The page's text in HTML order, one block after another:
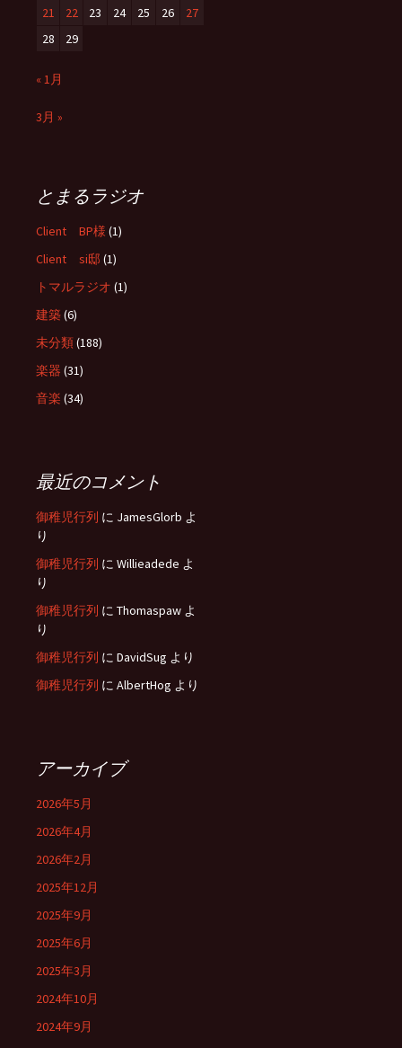
シ
ョ
21
22 23 24 25 26
27
28
29
« 1月
3月 »
とまるラジオ
Client BP様 (1)
Client si邸 (1)
トマルラジオ (1)
建築(6)
未分類(188)
楽器 (31)
音楽 (34)
最近のコメント
御稚児行列 に JamesGlorb よ
り
御稚児行列 に Willieadede よ
り
御稚児行列 に Thomaspaw よ
り
御稚児行列 に DavidSug より
御稚児行列 に AlbertHog より
アーカイブ
2026年5月
2026年4月
2026年2月
2025年12月
2025年9月
2025年6月
2025年3月
2024年10月
2024年9月